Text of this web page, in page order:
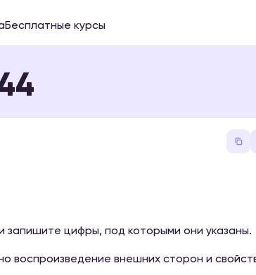
Бесплатные курсы
запишите цифры, под которыми они указаны.
воспроизведение внешних сторон и